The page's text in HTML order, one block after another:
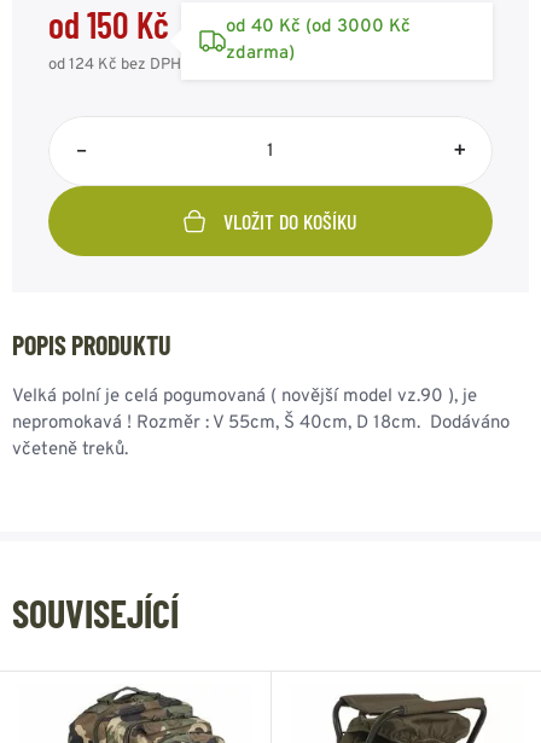
od 150 Kč
od 124 Kč bez DPH
od 40 Kč (od 3000 Kč
zdarma)
– +
VLOŽIT DO KOŠÍKU
POPIS PRODUKTU
Velká polní je celá pogumovaná ( novější model vz.90 ), je
nepromokavá ! Rozměr : V 55cm, Š 40cm, D 18cm. Dodáváno
včeteně treků.
SOUVISEJÍCÍ